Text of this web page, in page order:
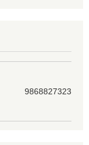
9868827323